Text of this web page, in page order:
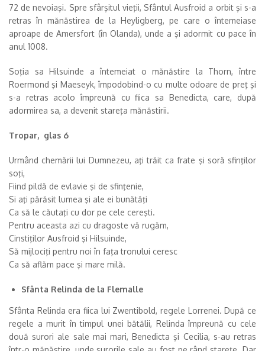
72 de nevoiaşi. Spre sfârşitul vieţii, Sfântul Ausfroid a orbit şi s-a
retras în mănăstirea de la Heyligberg, pe care o întemeiase
aproape de Amersfort (în Olanda), unde a şi adormit cu pace în
anul 1008.
Soţia sa Hilsuinde a întemeiat o mănăstire la Thorn, între
Roermond şi Maeseyk, împodobind-o cu multe odoare de preţ şi
s-a retras acolo împreună cu fiica sa Benedicta, care, după
adormirea sa, a devenit stareţa mănăstirii.
Tropar, glas 6
Urmând chemării lui Dumnezeu, aţi trăit ca frate şi soră sfinţilor
soţi,
Fiind pildă de evlavie şi de sfinţenie,
Si aţi părăsit lumea şi ale ei bunătăţi
Ca să le căutaţi cu dor pe cele cereşti.
Pentru aceasta azi cu dragoste vă rugăm,
Cinstiţilor Ausfroid şi Hilsuinde,
Să mijlociţi pentru noi în faţa tronului ceresc
Ca să aflăm pace şi mare milă.
Sfânta Relinda de la Flemalle
Sfânta Relinda era fiica lui Zwentibold, regele Lorrenei. După ce
regele a murit în timpul unei bătălii, Relinda împreună cu cele
două surori ale sale mai mari, Benedicta şi Cecilia, s-au retras